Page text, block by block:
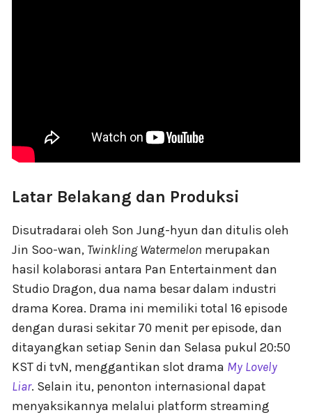
Latar Belakang dan Produksi
Disutradarai oleh Son Jung-hyun dan ditulis oleh
Jin Soo-wan, Twinkling Watermelon merupakan
hasil kolaborasi antara Pan Entertainment dan
Studio Dragon, dua nama besar dalam industri
drama Korea. Drama ini memiliki total 16 episode
dengan durasi sekitar 70 menit per episode, dan
ditayangkan setiap Senin dan Selasa pukul 20:50
KST di tvN, menggantikan slot drama My Lovely
Liar. Selain itu, penonton internasional dapat
menyaksikannya melalui platform streaming